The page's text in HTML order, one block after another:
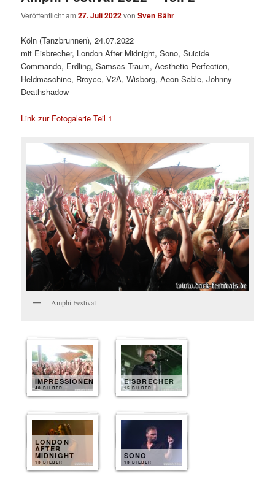
Veröffentlicht am27. Juli 2022vonSven Bähr
Köln (Tanzbrunnen), 24.07.2022
mit Eisbrecher, London After Midnight, Sono, Suicide
Commando, Erdling, Samsas Traum, Aesthetic Perfection,
Heldmaschine, Rroyce, V2A, Wisborg, Aeon Sable, Johnny
Deathshadow
Link zur Fotogalerie Teil 1
Amphi Festival
IMPRESSIONEN
40 BILDER
EISBRECHER
15 BILDER
LONDON
AFTER
MIDNIGHT
13 BILDER
SONO
13 BILDER